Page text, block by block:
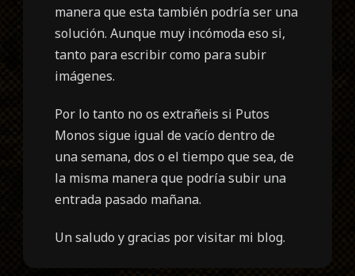
manera que esta también podría ser una
solución. Aunque muy incómoda eso si,
tanto para escribir como para subir
imágenes.
Por lo tanto no os extrañeis si Putos
Monos sigue igual de vacío dentro de
una semana, dos o el tiempo que sea, de
la misma manera que podría subir una
entrada pasado mañana.
Un saludo y gracias por visitar mi blog.